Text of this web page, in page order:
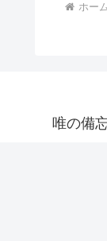
ホー
唯の備